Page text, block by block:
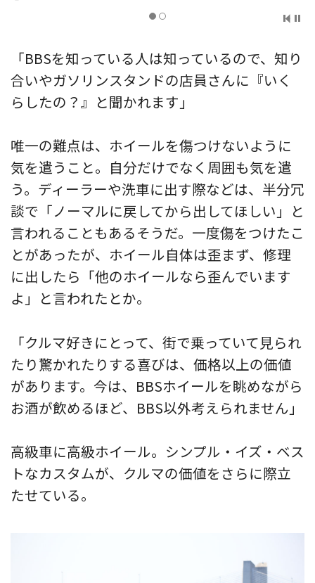
「BBSを知っている人は知っているので、知り
合いやガソリンスタンドの店員さんに『いく
らしたの？』と聞かれます」
唯一の難点は、ホイールを傷つけないように
気を遣うこと。自分だけでなく周囲も気を遣
う。ディーラーや洗車に出す際などは、半分冗
談で「ノーマルに戻してから出してほしい」と
言われることもあるそうだ。一度傷をつけたこ
とがあったが、ホイール自体は歪まず、修理
に出したら「他のホイールなら歪んでいます
よ」と言われたとか。
「クルマ好きにとって、街で乗っていて見られ
たり驚かれたりする喜びは、価格以上の価値
があります。今は、BBSホイールを眺めながら
お酒が飲めるほど、BBS以外考えられません」
高級車に高級ホイール。シンプル・イズ・ベス
トなカスタムが、クルマの価値をさらに際立
たせている。